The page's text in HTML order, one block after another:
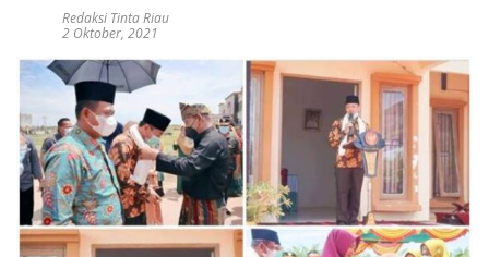
Redaksi Tinta Riau
2 Oktober, 2021